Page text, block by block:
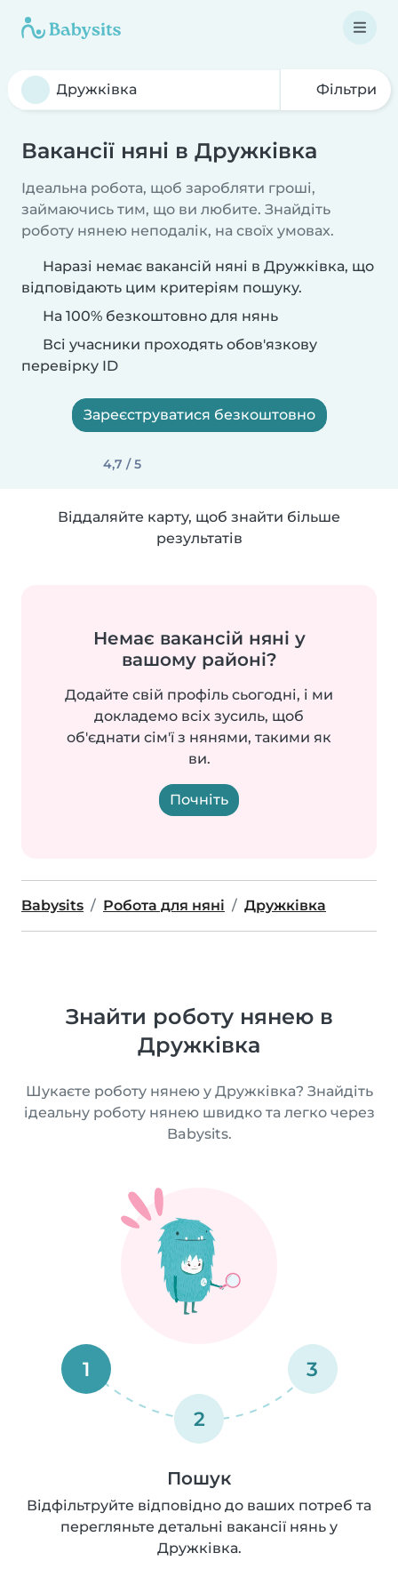
Фільтри
Вакансії няні в Дружківка
Ідеальна робота, щоб заробляти гроші,
займаючись тим, що ви любите. Знайдіть
роботу нянею неподалік, на своїх умовах.
Наразі немає вакансій няні в Дружківка, що
відповідають цим критеріям пошуку.
На 100% безкоштовно для нянь
Всі учасники проходять обов'язкову
перевірку ID
Зареєструватися безкоштовно
4,7 / 5
Віддаляйте карту, щоб знайти більше
результатів
Немає вакансій няні у
вашому районі?
Додайте свій профіль сьогодні, і ми
докладемо всіх зусиль, щоб
об'єднати сім'ї з нянями, такими як
ви.
Почніть
Babysits Робота для няні Дружківка
Знайти роботу нянею в
Дружківка
Шукаєте роботу нянею у Дружківка? Знайдіть
ідеальну роботу нянею швидко та легко через
Babysits.
1
2
3
Пошук
Відфільтруйте відповідно до ваших потреб та
перегляньте детальні вакансії нянь у
Дружківка.